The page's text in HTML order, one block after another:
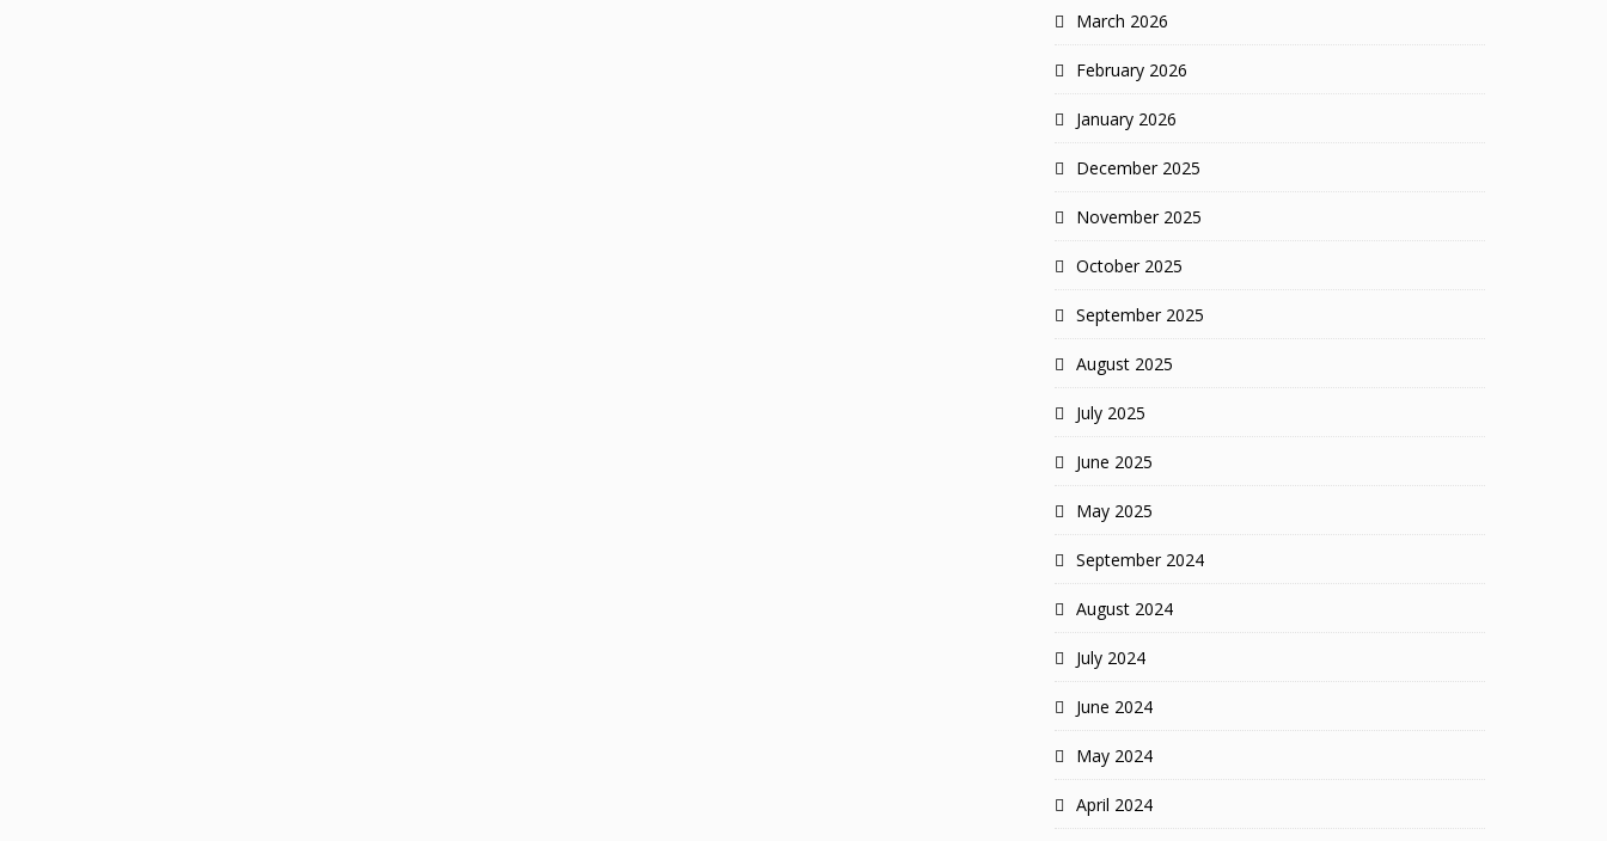
March 2026
February 2026
January 2026
December 2025
November 2025
October 2025
September 2025
August 2025
July 2025
June 2025
May 2025
September 2024
August 2024
July 2024
June 2024
May 2024
April 2024